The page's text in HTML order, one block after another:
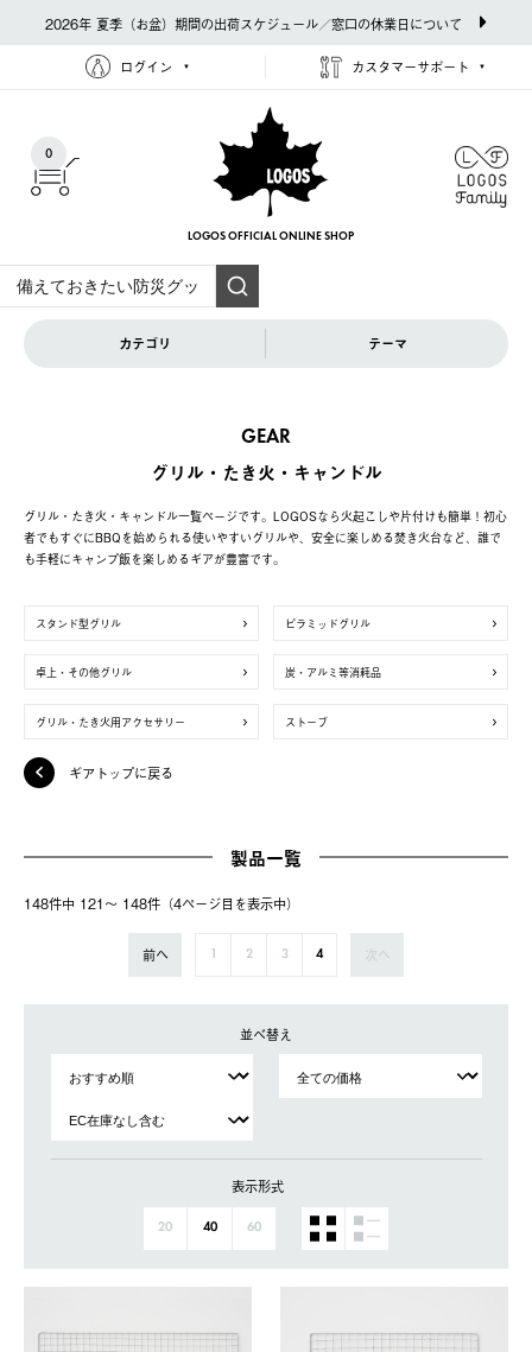
2026年 夏季（お盆）期間の出荷スケジュール／窓口の休業日について
ログイン カスタマーサポート
0
LOGOS OFFICIAL ONLINE SHOP
カテゴリ テーマ
GEAR
グリル・たき火・キャンドル
グリル・たき火・キャンドル一覧ページです。LOGOSなら火起こしや片付けも簡単！初心
者でもすぐにBBQを始められる使いやすいグリルや、安全に楽しめる焚き火台など、誰で
も手軽にキャンプ飯を楽しめるギアが豊富です。
スタンド型グリル ピラミッドグリル
卓上・その他グリル 炭・アルミ等消耗品
グリル・たき火用アクセサリー ストーブ
ギアトップに戻る
製品一覧
148件中 121〜 148件（4ページ⽬を表⽰中）
前へ 2 3 4 次へ
並べ替え
表示形式
20 40 60